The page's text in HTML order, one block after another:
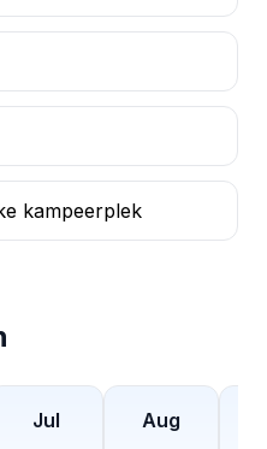
kampeerplek
Jul Aug